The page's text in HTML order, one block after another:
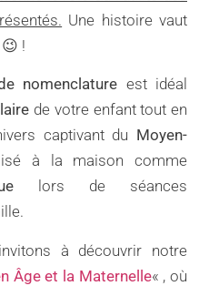
Une histoire vaut
!
nomenclature est idéal
de votre enfant tout en
captivant du Moyen-
à la maison comme
lors de séances
à découvrir notre
Âge et la Maternelle« , où